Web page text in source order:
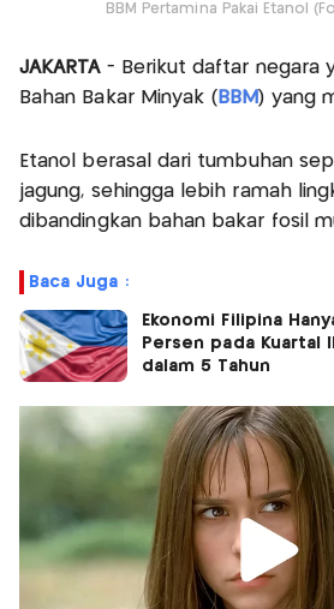
BBM Pertamina Pakai Etanol
JAKARTA- Berikut daftar negara
Bahan Bakar Minyak ( BBM ) yang
Etanol berasal dari tumbuhan
jagung, sehingga lebih ramah
dibandingkan bahan bakar fosil
Baca Juga :
Ekonomi Filipina
Persen pada Kuartal
dalam 5 Tahun